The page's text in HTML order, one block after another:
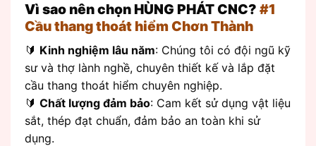
Vì sao nên chọn HÙNG PHÁT CNC? #1
Cầu thang thoát hiểm Chơn Thành
🔰 Kinh nghiệm lâu năm: Chúng tôi có đội ngũ kỹ
sư và thợ lành nghề, chuyên thiết kế và lắp đặt
cầu thang thoát hiểm chuyên nghiệp.
🔰 Chất lượng đảm bảo: Cam kết sử dụng vật liệu
sắt, thép đạt chuẩn, đảm bảo an toàn khi sử
dụng.